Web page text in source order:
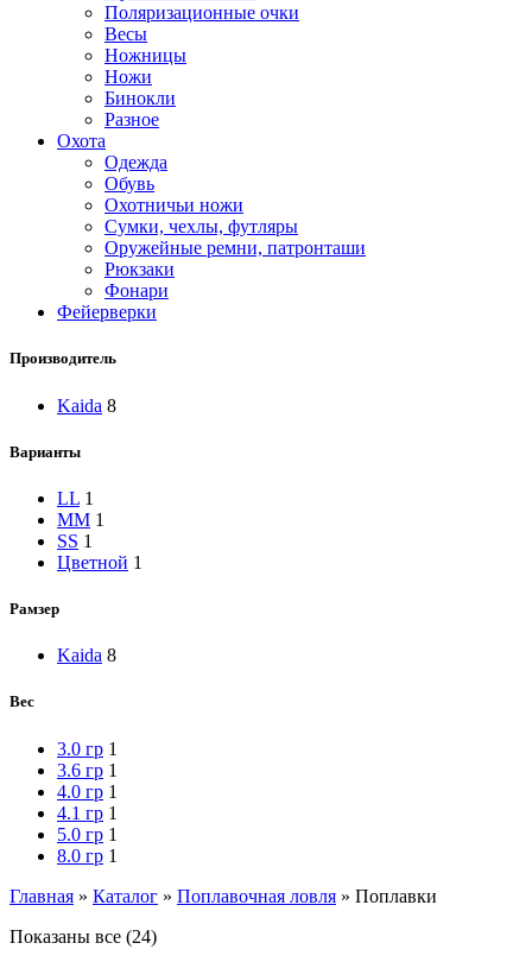
Поляризационные очки
Весы
Ножницы
Ножи
Бинокли
Разное
Охота
Одежда
Обувь
Охотничьи ножи
Сумки, чехлы, футляры
Оружейные ремни, патронташи
Рюкзаки
Фонари
Фейерверки
Производитель
Kaida 8
Варианты
LL 1
MM 1
SS 1
Цветной 1
Рамзер
Kaida 8
Вес
3.0 гр 1
3.6 гр 1
4.0 гр 1
4.1 гр 1
5.0 гр 1
8.0 гр 1
Главная » Каталог » Поплавочная ловля » Поплавки
Показаны все (24)